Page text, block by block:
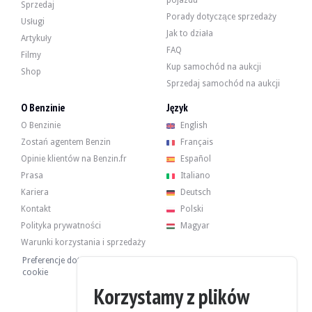
Sprzedaj
Usługi
Artykuły
Filmy
Shop
Porady dotyczące sprzedaży
Jak to działa
FAQ
Kup samochód na aukcji
Sprzedaj samochód na aukcji
O Benzinie
O Benzinie
Zostań agentem Benzin
Opinie klientów na Benzin.fr
Prasa
Kariera
Kontakt
Polityka prywatności
Warunki korzystania i sprzedaży
Preferencje dotyczące plików
cookie
Język
English
Français
Español
Italiano
Deutsch
Polski
Magyar
Korzystamy z plików